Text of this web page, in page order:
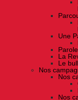
Une
La
Le
Nos
Nos
Nos